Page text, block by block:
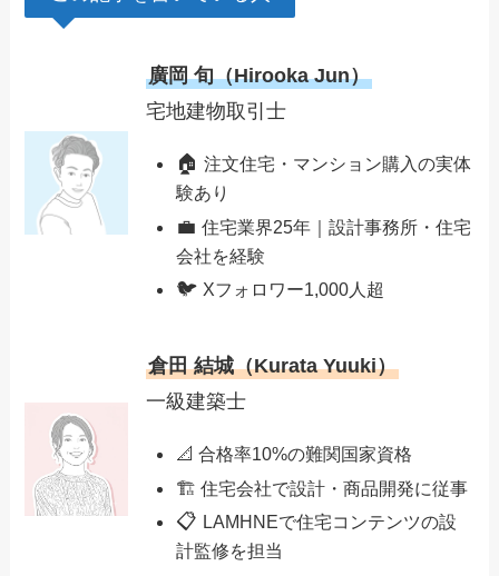
廣岡 旬（Hirooka Jun）
宅地建物取引士
🏠注文住宅・マンション購入の実体
験あり
💼住宅業界25年｜設計事務所・住宅
会社を経験
🐦Xフォロワー1,000人超
倉田 結城（Kurata Yuuki）
一級建築士
📐 合格率10%の難関国家資格
🏗️ 住宅会社で設計・商品開発に従事
📋 LAMHNEで住宅コンテンツの設
計監修を担当